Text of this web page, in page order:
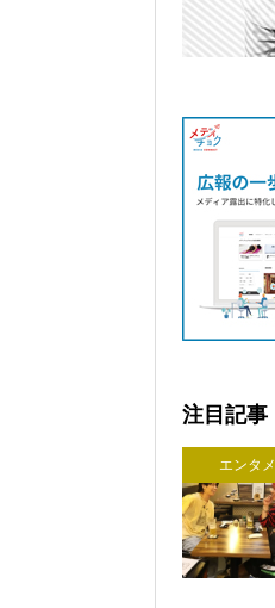
注目記事
エンタメ